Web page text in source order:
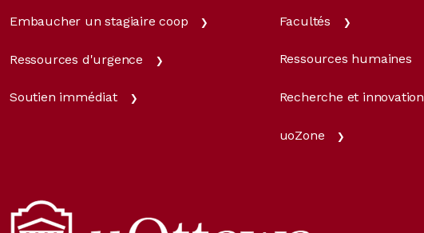
Embaucher un stagiaire coop
Ressources d'urgence
Soutien immédiat
Facultés
Ressources humaines
Recherche et innovation
uoZone